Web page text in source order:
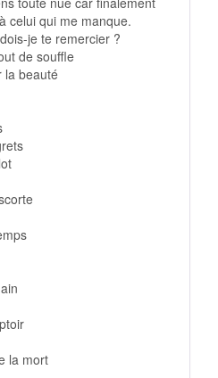
celui qui me manque.
je te remercier ?
de souffle
la beauté
la mort